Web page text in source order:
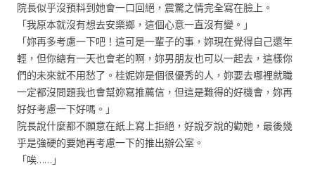
院長似乎沒預料到她會一口回絕，震驚之情完全寫在臉上。
「我原本就沒有想去安樂鄉，這個心意一直沒有變。」
「妳再多考慮一下吧！這可是一輩子的事，妳現在覺得自己還年
輕，但你總有一天也會老的啊，妳男朋友也可以一起去，這樣你
們的未來就不用愁了。桂妮妳是個很優秀的人，妳要去哪裡就職
一定都沒問題我也會幫妳寫推薦信，但這是難得的好機會，妳再
好好考慮一下好嗎。」
院長說什麼都不願意在紙上寫上拒絕，好說歹說的勸她，最後幾
乎是強硬的要她再考慮一下的推出辦公室。
「唉……」